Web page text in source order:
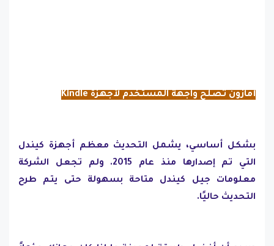
أمازون تصلح واجهة المستخدم لأجهزة Kindle
بشكل أساسي، يشمل التحديث معظم أجهزة كيندل
التي تم إصدارها منذ عام 2015. ولم تجعل الشركة
معلومات جيل كيندل متاحة بسهولة حتى يتم طرح
التحديث حاليًا.